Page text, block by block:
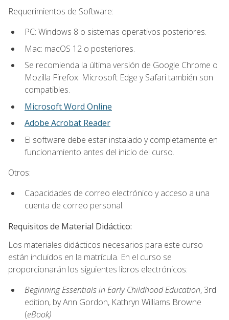
Requerimientos de Software:
PC: Windows 8 o sistemas operativos posteriores.
Mac: macOS 12 o posteriores.
Se recomienda la última versión de Google Chrome o
Mozilla Firefox. Microsoft Edge y Safari también son
compatibles.
Microsoft Word Online
Adobe Acrobat Reader
El software debe estar instalado y completamente en
funcionamiento antes del inicio del curso.
Otros:
Capacidades de correo electrónico y acceso a una
cuenta de correo personal.
Requisitos de Material Didáctico:
Los materiales didácticos necesarios para este curso
están incluidos en la matrícula. En el curso se
proporcionarán los siguientes libros electrónicos:
Beginning Essentials in Early Childhood Education, 3rd
edition, by Ann Gordon, Kathryn Williams Browne
(eBook)